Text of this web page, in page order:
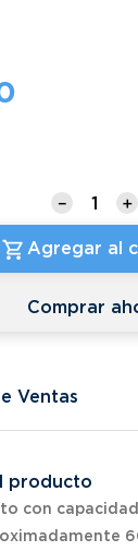
＋
－
Agregar al
Comprar
Ventas
producto
con